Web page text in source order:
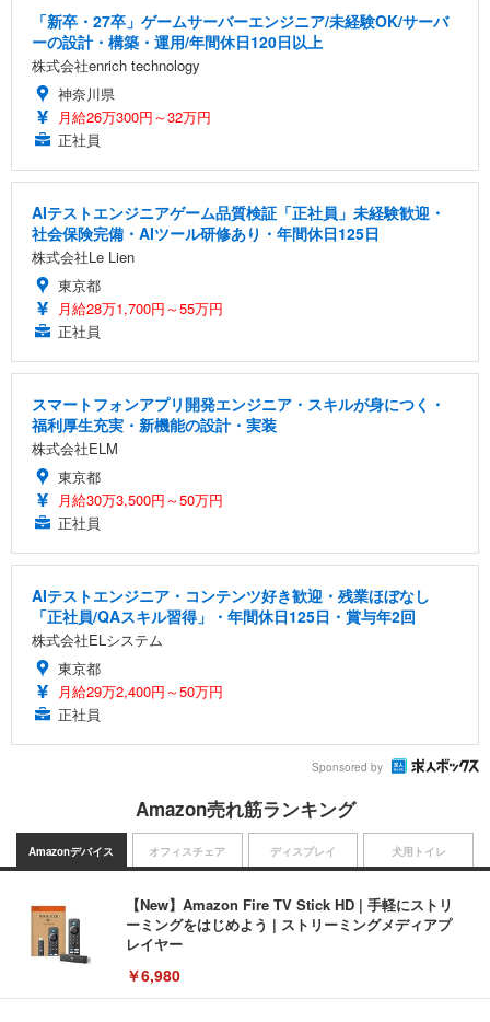
「新卒・27卒」ゲームサーバーエンジニア/未経験OK/サーバ
ーの設計・構築・運用/年間休日120日以上
株式会社enrich technology
神奈川県
月給26万300円～32万円
正社員
AIテストエンジニアゲーム品質検証「正社員」未経験歓迎・
社会保険完備・AIツール研修あり・年間休日125日
株式会社Le Lien
東京都
月給28万1,700円～55万円
正社員
スマートフォンアプリ開発エンジニア・スキルが身につく・
福利厚生充実・新機能の設計・実装
株式会社ELM
東京都
月給30万3,500円～50万円
正社員
AIテストエンジニア・コンテンツ好き歓迎・残業ほぼなし
「正社員/QAスキル習得」・年間休日125日・賞与年2回
株式会社ELシステム
東京都
月給29万2,400円～50万円
正社員
Sponsored by
Amazon売れ筋ランキング
Amazonデバイス
【New】Amazon Fire TV Stick HD | 手軽にストリ
ーミングをはじめよう | ストリーミングメディアプ
レイヤー
￥6,980
オフィスチェア ディスプレイ 犬用トイレ